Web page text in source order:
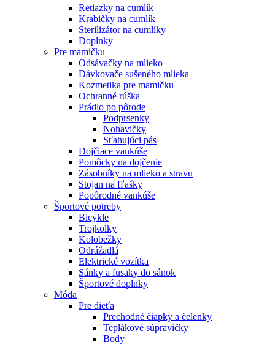
Retiazky na cumlík
Krabičky na cumlík
Sterilizátor na cumlíky
Doplnky
Pre mamičku
Odsávačky na mlieko
Dávkovače sušeného mlieka
Kozmetika pre mamičku
Ochranné rúška
Prádlo po pôrode
Podprsenky
Nohavičky
Sťahujúci pás
Dojčiace vankúše
Pomôcky na dojčenie
Zásobníky na mlieko a stravu
Stojan na fľašky
Popôrodné vankúše
Športové potreby
Bicykle
Trojkolky
Kolobežky
Odrážadlá
Elektrické vozítka
Sánky a fusaky do sánok
Športové doplnky
Móda
Pre dieťa
Prechodné čiapky a čelenky
Teplákové súpravičky
Body